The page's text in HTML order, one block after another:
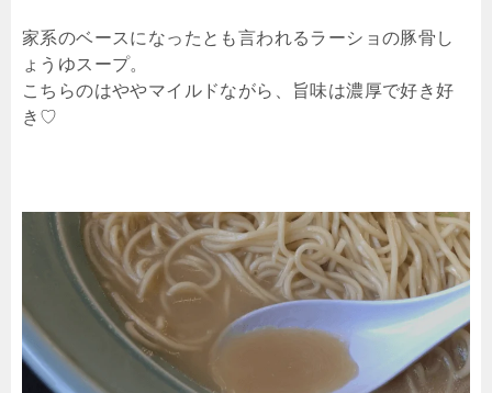
家系のベースになったとも言われるラーショの豚骨し
ょうゆスープ。
こちらのはややマイルドながら、旨味は濃厚で好き好
き♡